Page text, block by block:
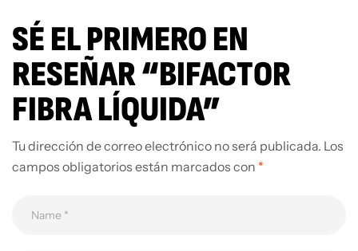
SÉ EL PRIMERO EN
RESEÑAR “BIFACTOR
FIBRA LÍQUIDA”
Tu dirección de correo electrónico no será publicada. Los
campos obligatorios están marcados con *